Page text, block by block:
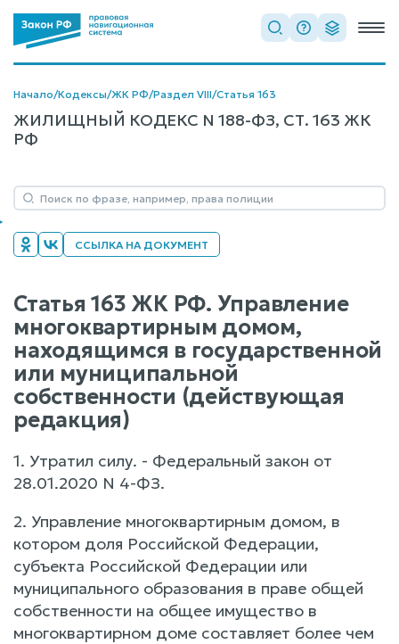
Начало/Кодексы/ЖК РФ/Раздел VIII/Статья 163
ЖИЛИЩНЫЙ КОДЕКС N 188-ФЗ, СТ. 163 ЖК
РФ
ССЫЛКА НА ДОКУМЕНТ
Статья 163 ЖК РФ. Управление
многоквартирным домом,
находящимся в государственной
или муниципальной
собственности (действующая
редакция)
1. Утратил силу. - Федеральный закон от
28.01.2020 N 4-ФЗ.
2. Управление многоквартирным домом, в
котором доля Российской Федерации,
субъекта Российской Федерации или
муниципального образования в праве общей
собственности на общее имущество в
многоквартирном доме составляет более чем